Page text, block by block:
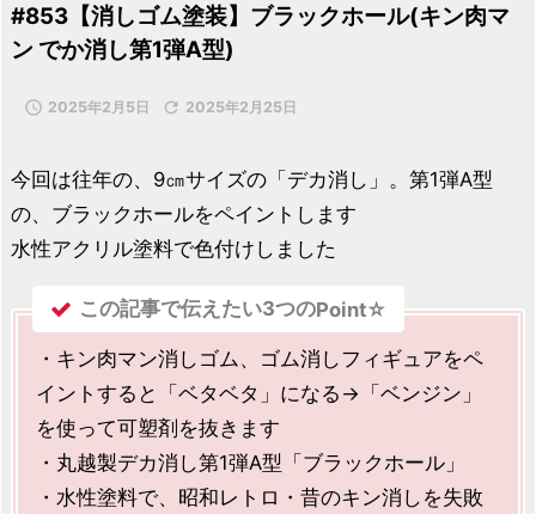
#853【消しゴム塗装】ブラックホール(キン肉マ
ン でか消し第1弾A型)
 2025年2月5日  2025年2月25日
今回は往年の、9㎝サイズの「デカ消し」。第1弾A型
の、ブラックホールをペイントします
水性アクリル塗料で色付けしました
この記事で伝えたい3つのPoint☆
・キン肉マン消しゴム、ゴム消しフィギュアをペ
イントすると「ベタベタ」になる→「ベンジン」
を使って可塑剤を抜きます
・丸越製デカ消し第1弾A型「ブラックホール」
・水性塗料で、昭和レトロ・昔のキン消しを失敗